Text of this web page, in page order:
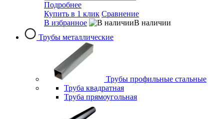
Подробнее
Купить в 1 клик Сравнение
В избранное
В наличии
Трубы металлические
Трубы профильные стальные
Труба квадратная
Труба прямоугольная